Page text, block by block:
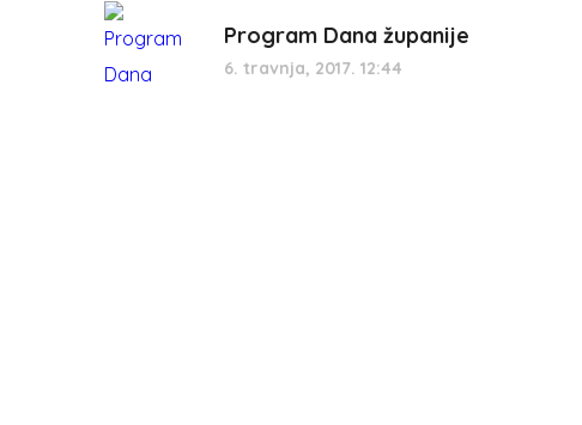
Program Dana županije
6. travnja, 2017. 12:44